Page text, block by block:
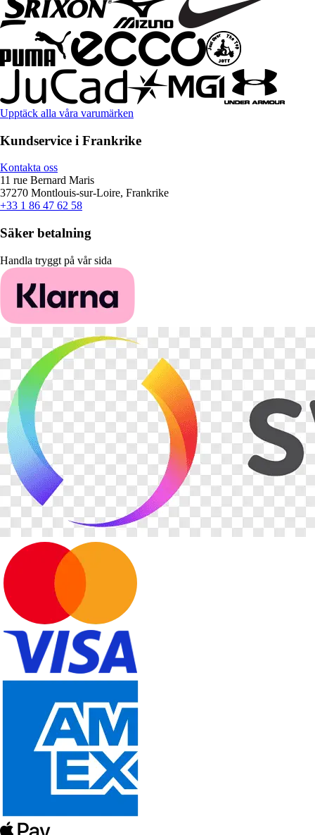
Upptäck alla våra varumärken
Kundservice i Frankrike
Kontakta oss
11 rue Bernard Maris
37270 Montlouis-sur-Loire, Frankrike
+33 1 86 47 62 58
Säker betalning
Handla tryggt på vår sida